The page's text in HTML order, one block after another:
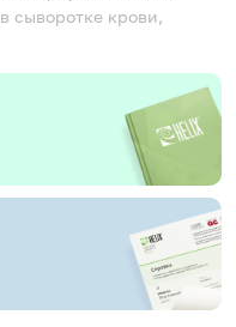
сыворотке крови,